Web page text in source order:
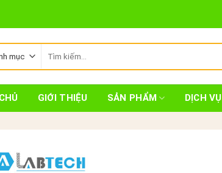
kiếm:
GIỚI THIỆU SẢN PHẨM DỊCH VỤ